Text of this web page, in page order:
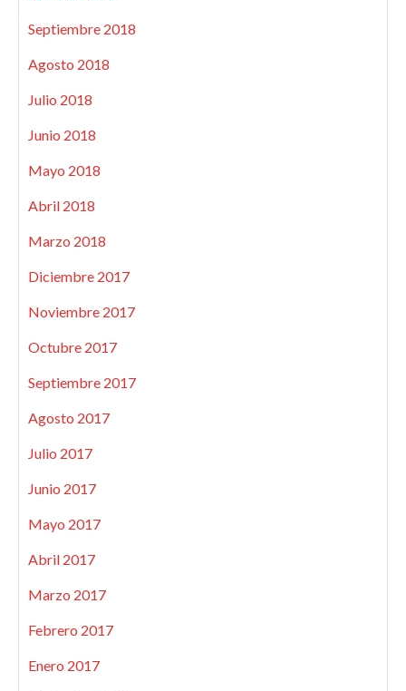
Septiembre 2018
Agosto 2018
Julio 2018
Junio 2018
Mayo 2018
Abril 2018
Marzo 2018
Diciembre 2017
Noviembre 2017
Octubre 2017
Septiembre 2017
Agosto 2017
Julio 2017
Junio 2017
Mayo 2017
Abril 2017
Marzo 2017
Febrero 2017
Enero 2017